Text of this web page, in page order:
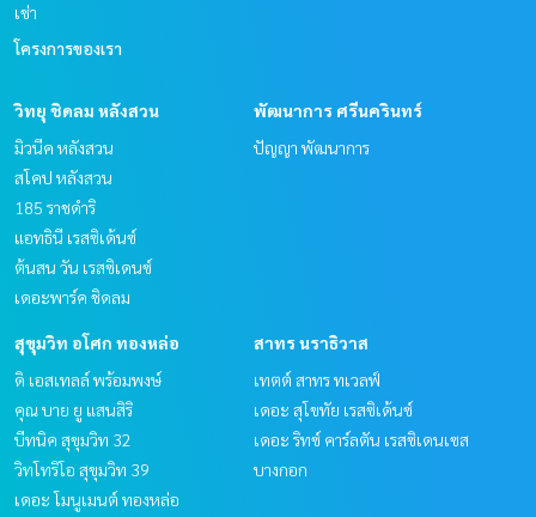
เช่า
โครงการของเรา
วิทยุ ชิดลม หลังสวน
มิวนีค หลังสวน
สโคป หลังสวน
185 ราชดำริ
แอทธินี เรสซิเด้นซ์
ต้นสน วัน เรสซิเดนซ์
เดอะพาร์ค ชิดลม
พัฒนาการ ศรีนครินทร์
ปัญญา พัฒนาการ
สุขุมวิท อโศก ทองหล่อ
ดิ เอสเทลล์ พร้อมพงษ์
คุณ บาย ยู แสนสิริ
บีทนิค สุขุมวิท 32
วิทโทริโอ สุขุมวิท 39
เดอะ โมนูเมนต์ ทองหล่อ
สาทร นราธิวาส
เทตต์ สาทร ทเวลฟ์
เดอะ สุโขทัย เรสซิเด้นซ์
เดอะ ริทซ์ คาร์ลตัน เรสซิเดนเซส
บางกอก